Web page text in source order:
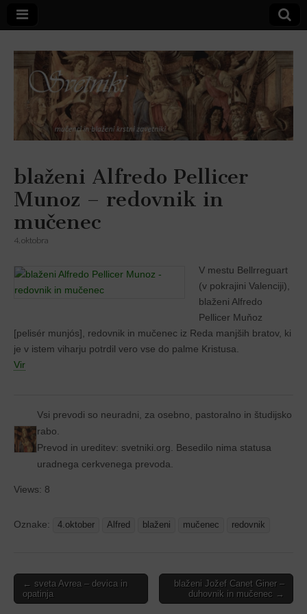
Svetniki,
mučenci in
blaženi Alfredo Pellicer
Munoz – redovnik in
mučenec
4. oktobra
V mestu Bellrreguart
(v pokrajini Valencĳi),
blaženi Alfredo
Pellicer Muňoz
[pelisér munjós], redovnik in mučenec iz Reda manjših bratov, ki
je v istem viharju potrdil vero vse do palme Kristusa.
Vir
Vsi prevodi so neuradni, za osebno, pastoralno in študijsko
rabo.
Prevod in ureditev: svetniki.org. Besedilo nima statusa
uradnega cerkvenega prevoda.
Views: 8
Oznake: 4.oktober Alfred blaženi mučenec redovnik
Post
navigation
← sveta Avrea – devica in
opatinja
blaženi Jožef Canet Giner –
duhovnik in mučenec →